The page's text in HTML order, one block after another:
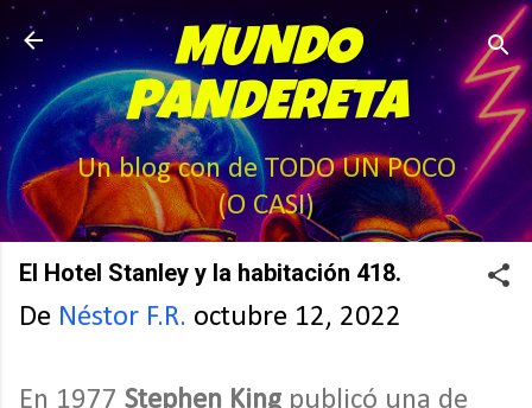
Ir al contenido principal
MUNDO
PANDERETA
Un blog con de TODO UN POCO
(O CASI)
El Hotel Stanley y la habitación 418.
De Néstor F.R. octubre 12, 2022
En 1977 Stephen King publicó una de